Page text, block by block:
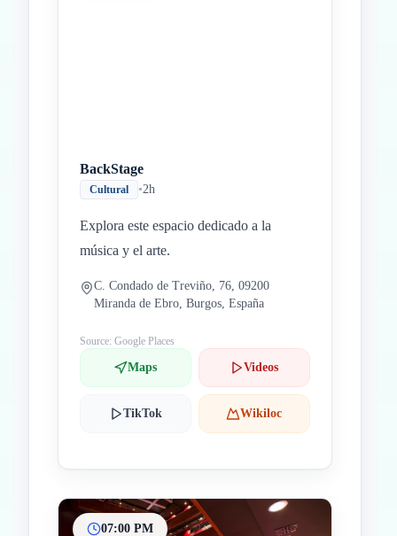
BackStage
Cultural •2h
Explora este espacio dedicado a la
música y el arte.
C. Condado de Treviño, 76, 09200
Miranda de Ebro, Burgos, España
Source: Google Places
Maps Videos
TikTok Wikiloc
07:00 PM